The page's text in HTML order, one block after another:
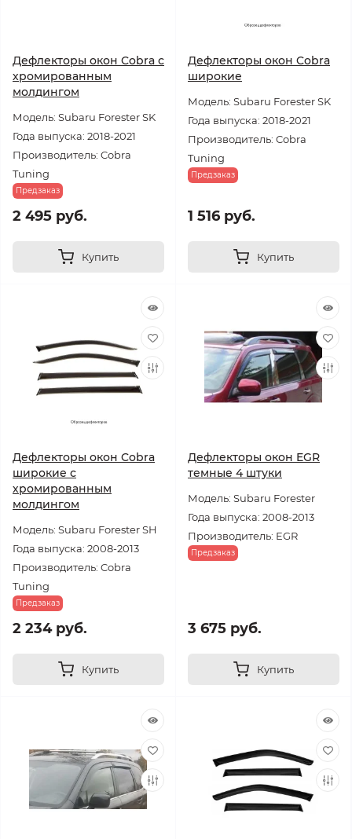
Дефлекторы окон Cobra с
хромированным
молдингом
Модель: Subaru Forester SK
Года выпуска: 2018-2021
Производитель: Cobra
Tuning
Предзаказ
2 495 руб.
Купить
Дефлекторы окон Cobra
широкие
Модель: Subaru Forester SK
Года выпуска: 2018-2021
Производитель: Cobra
Tuning
Предзаказ
1 516 руб.
Купить
Дефлекторы окон Cobra
широкие с
хромированным
молдингом
Модель: Subaru Forester SH
Года выпуска: 2008-2013
Производитель: Cobra
Tuning
Предзаказ
2 234 руб.
Купить
Дефлекторы окон EGR
темные 4 штуки
Модель: Subaru Forester
Года выпуска: 2008-2013
Производитель: EGR
Предзаказ
3 675 руб.
Купить